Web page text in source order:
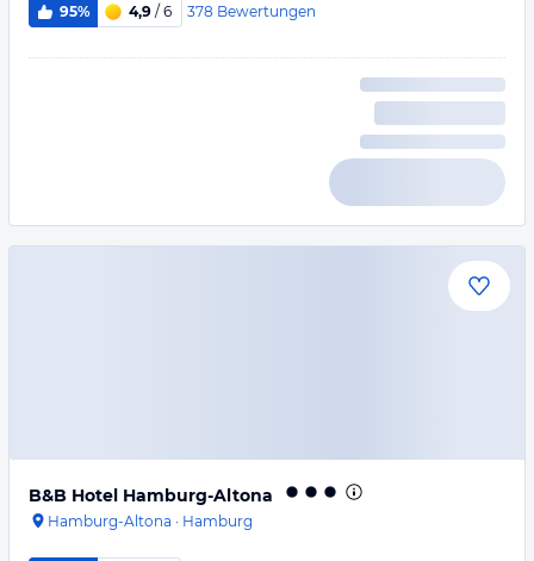
95% 4,9 / 6 378 Bewertungen
B&B Hotel Hamburg-Altona
Hamburg-Altona · Hamburg